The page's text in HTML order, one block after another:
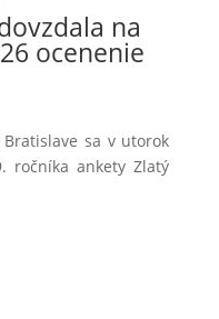
na
ocenenie
sa v utorok
ročníka ankety Zlatý